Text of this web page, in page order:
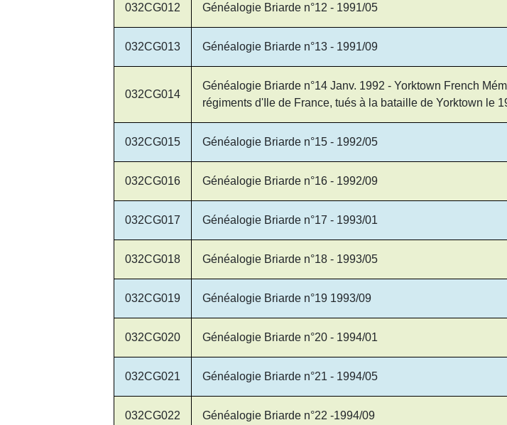
032CG012 Généalogie Briarde n°12 - 1991/05
032CG013 Généalogie Briarde n°13 - 1991/09
032CG014
Généalogie Briarde n°14 Janv. 1992 - Yorktown French
régiments d'Ile de France, tués à la bataille de Yorktown le
032CG015 Généalogie Briarde n°15 - 1992/05
032CG016 Généalogie Briarde n°16 - 1992/09
032CG017 Généalogie Briarde n°17 - 1993/01
032CG018 Généalogie Briarde n°18 - 1993/05
032CG019 Généalogie Briarde n°19 1993/09
032CG020 Généalogie Briarde n°20 - 1994/01
032CG021 Généalogie Briarde n°21 - 1994/05
032CG022 Généalogie Briarde n°22 -1994/09